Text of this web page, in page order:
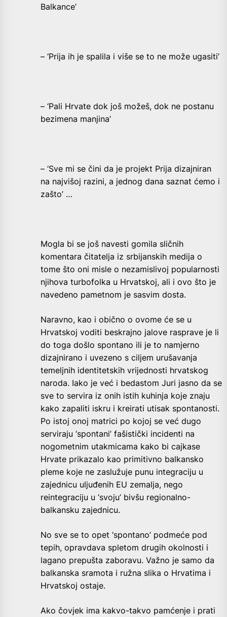
Balkance’
– ‘Prija ih je spalila i više se to ne može ugasiti’
– ‘Pali Hrvate dok još možeš, dok ne postanu
bezimena manjina’
– ‘Sve mi se čini da je projekt Prija dizajniran
na najvišoj razini, a jednog dana saznat ćemo i
zašto’ …
Mogla bi se još navesti gomila sličnih
komentara čitatelja iz srbijanskih medija o
tome što oni misle o nezamislivoj popularnosti
njihova turbofolka u Hrvatskoj, ali i ovo što je
navedeno pametnom je sasvim dosta.
Naravno, kao i obično o ovome će se u
Hrvatskoj voditi beskrajno jalove rasprave je li
do toga došlo spontano ili je to namjerno
dizajnirano i uvezeno s ciljem urušavanja
temeljnih identitetskih vrijednosti hrvatskog
naroda. Iako je već i bedastom Juri jasno da se
sve to servira iz onih istih kuhinja koje znaju
kako zapaliti iskru i kreirati utisak spontanosti.
Po istoj onoj matrici po kojoj se već dugo
serviraju ‘spontani’ fašistički incidenti na
nogometnim utakmicama kako bi cajkase
Hrvate prikazalo kao primitivno balkansko
pleme koje ne zaslužuje punu integraciju u
zajednicu uljuđenih EU zemalja, nego
reintegraciju u ‘svoju’ bivšu regionalno-
balkansku zajednicu.
No sve se to opet ‘spontano’ podmeće pod
tepih, opravdava spletom drugih okolnosti i
lagano prepušta zaboravu. Važno je samo da
balkanska sramota i ružna slika o Hrvatima i
Hrvatskoj ostaje.
Ako čovjek ima kakvo-takvo pamćenje i prati